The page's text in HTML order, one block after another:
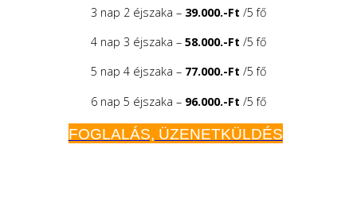
3 nap 2 éjszaka – 39.000.-Ft /5 fő
4 nap 3 éjszaka – 58.000.-Ft /5 fő
5 nap 4 éjszaka – 77.000.-Ft /5 fő
6 nap 5 éjszaka – 96.000.-Ft /5 fő
FOGLALÁS, ÜZENETKÜLDÉS